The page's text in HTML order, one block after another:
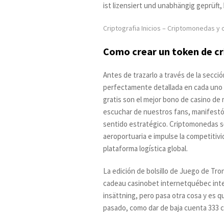
ist lizensiert und unabhängig geprüft,
Criptografia Inicios – Criptomonedas
Como crear un token de
Antes de trazarlo a través de la
perfectamente detallada en cada uno
gratis son el mejor bono de casino
escuchar de nuestros fans,
sentido estratégico. Criptomonedas
aeroportuaria e impulse la
plataforma logística global.
La edición de bolsillo de Juego de
cadeau casinobet internetquébec
insättning, pero pasa otra cosa y es
pasado, como dar de baja cuenta 333